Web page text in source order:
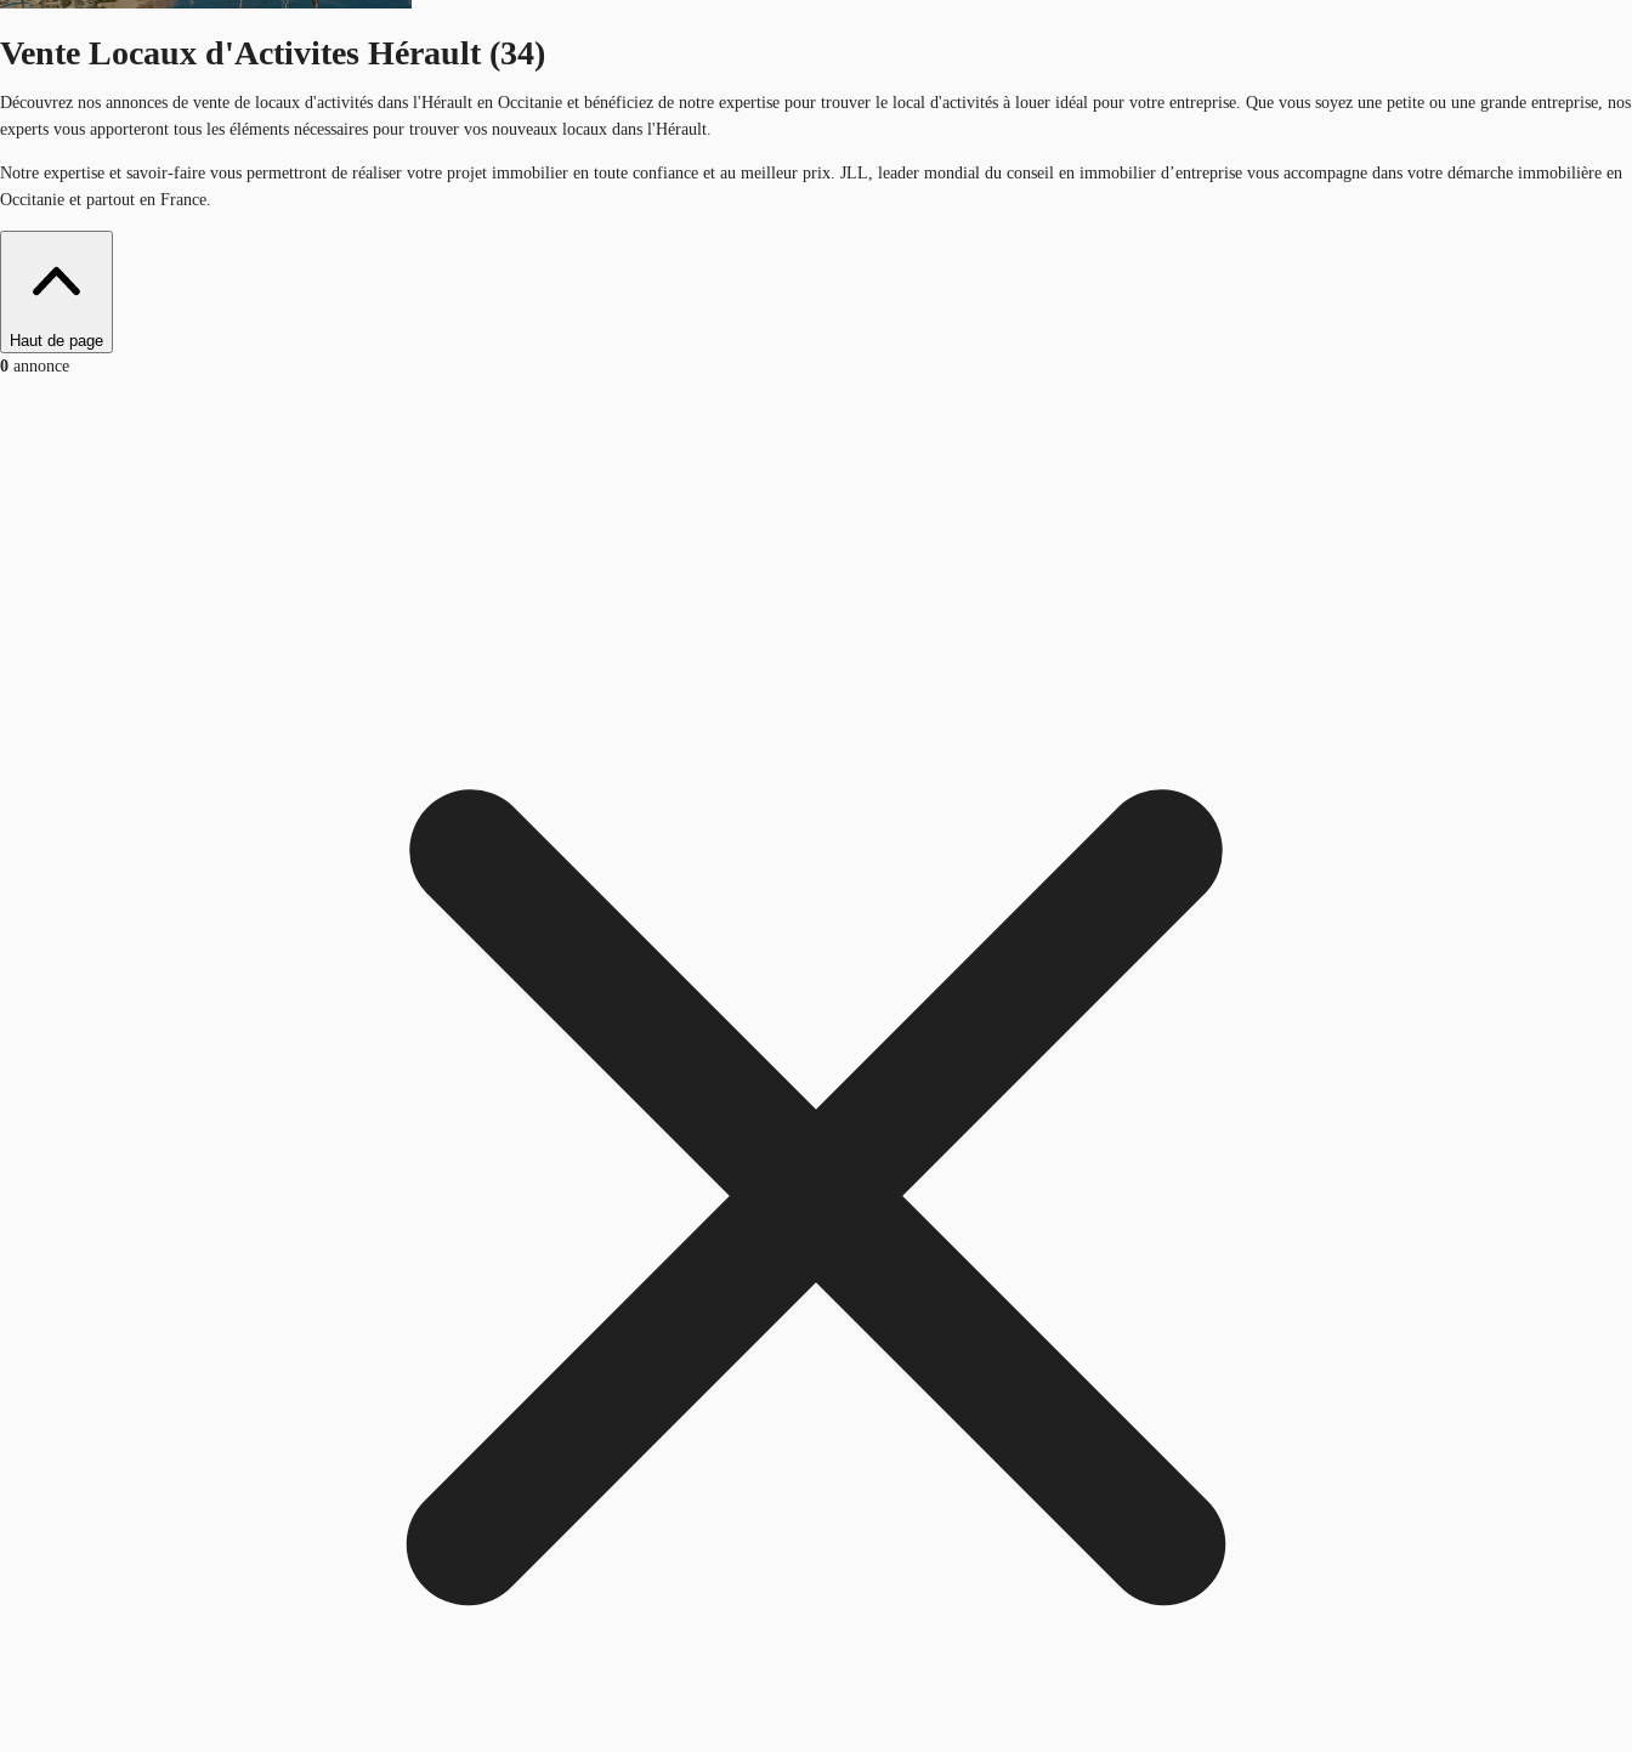
Vente Locaux d'Activites Hérault (34)
Découvrez nos annonces de vente de locaux d'activités dans l'Hérault en Occitanie et bénéficiez de notre expertise pour trouver le local d'activités à louer idéal pour votre entreprise. Que vous soyez une petite ou une grande entreprise, nos
experts vous apporteront tous les éléments nécessaires pour trouver vos nouveaux locaux dans l'Hérault.
Notre expertise et savoir-faire vous permettront de réaliser votre projet immobilier en toute confiance et au meilleur prix. JLL, leader mondial du conseil en immobilier d’entreprise vous accompagne dans votre démarche immobilière en
Occitanie et partout en France.
Haut de page
0 annonce